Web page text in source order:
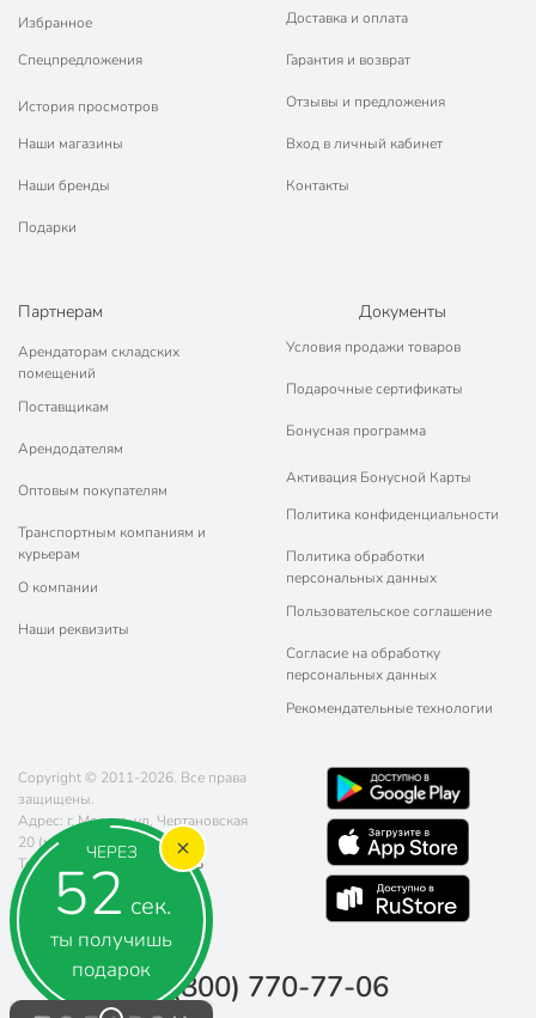
ЧЕРЕЗ
52 сек.
ты получишь
подарок
Избранное
Спецпредложения
История просмотров
Наши магазины
Наши бренды
Подарки
Доставка и оплата
Гарантия и возврат
Отзывы и предложения
Вход в личный кабинет
Контакты
Партнерам
Арендаторам складских
помещений
Поставщикам
Арендодателям
Оптовым покупателям
Транспортным компаниям и
курьерам
О компании
Наши реквизиты
Документы
Условия продажи товаров
Подарочные сертификаты
Бонусная программа
Активация Бонусной Карты
Политика конфиденциальности
Политика обработки
персональных данных
Пользовательское соглашение
Согласие на обработку
персональных данных
Рекомендательные технологии
Copyright © 2011-2026. Все права
защищены.
Адрес: г. Москва, ул. Чертановская
20 (метро Южная)
Телефон:
8 (800) 770-77-06
Почта:sales@poryadok.ru
8 (800) 770-77-06